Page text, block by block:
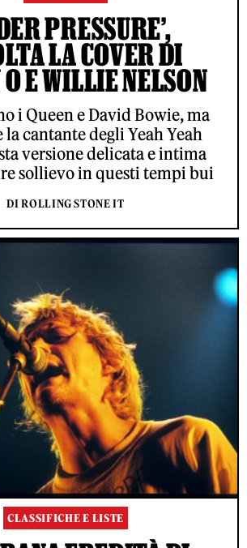
PRESSURE’,
LA COVER DI
E WILLIE NELSON
i Queen e David Bowie, ma
la cantante degli Yeah Yeah
versione delicata e intima
sollievo in questi tempi bui
DI ROLLING STONE IT
CLASSIFICHE E LISTE